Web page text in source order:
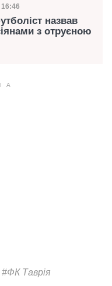
назвав
з отруєною
#ФК Таврія